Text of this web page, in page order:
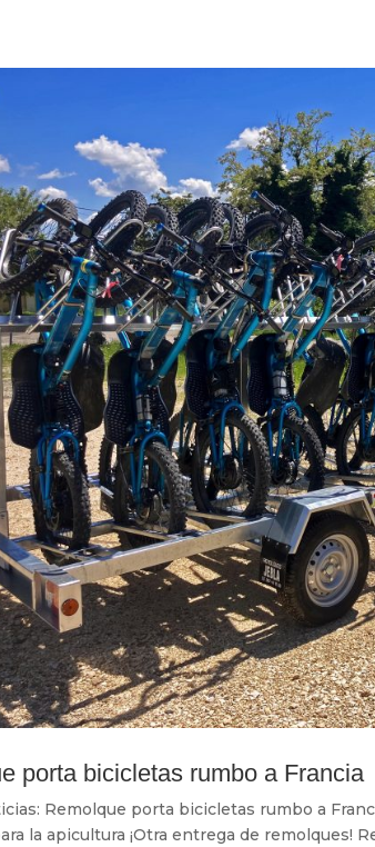
porta bicicletas rumbo a Francia
Remolque porta bicicletas rumbo a
la apicultura ¡Otra entrega de remolques!